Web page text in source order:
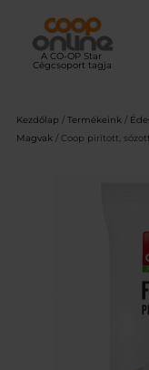
tartalomhoz
Kezdőlap / Termékeink /
Magvak / Coop pirított,